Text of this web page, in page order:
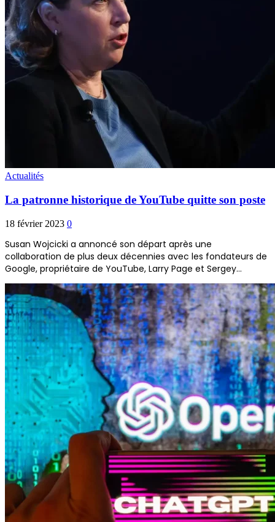
Actualités
La patronne historique de YouTube quitte son poste
18 février 2023 0
Susan Wojcicki a annoncé son départ après une
collaboration de plus deux décennies avec les fondateurs de
Google, propriétaire de YouTube, Larry Page et Sergey…